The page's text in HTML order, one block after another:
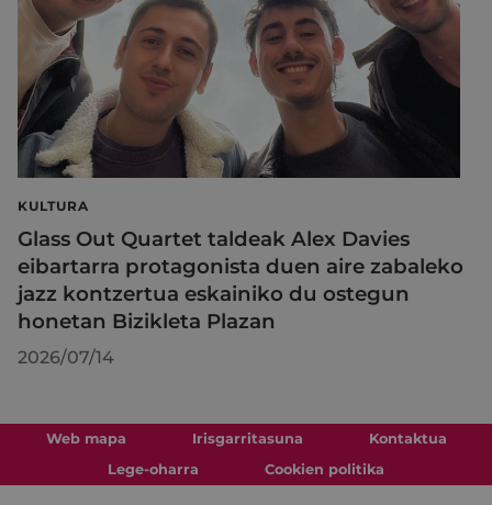
KULTURA
Glass Out Quartet taldeak Alex Davies
eibartarra protagonista duen aire zabaleko
jazz kontzertua eskainiko du ostegun
honetan Bizikleta Plazan
2026/07/14
Web mapa Irisgarritasuna
Kontaktua
Lege-oharra
Cookien politika